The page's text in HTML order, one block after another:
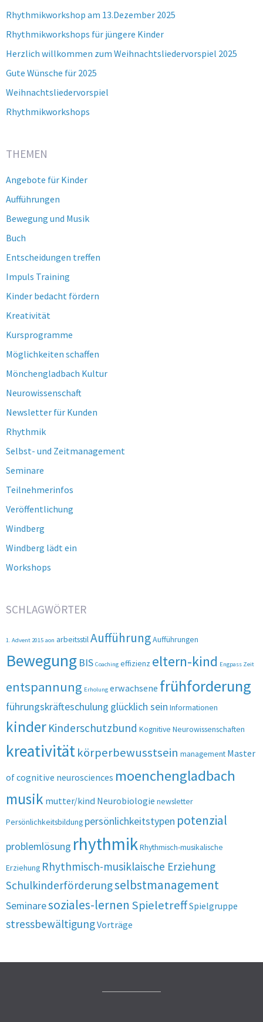
Rhythmikworkshop am 13.Dezember 2025
Rhythmikworkshops für jüngere Kinder
Herzlich willkommen zum Weihnachtsliedervorspiel 2025
Gute Wünsche für 2025
Weihnachtsliedervorspiel
Rhythmikworkshops
THEMEN
Angebote für Kinder
Aufführungen
Bewegung und Musik
Buch
Entscheidungen treffen
Impuls Training
Kinder bedacht fördern
Kreativität
Kursprogramme
Möglichkeiten schaffen
Mönchengladbach Kultur
Neurowissenschaft
Newsletter für Kunden
Rhythmik
Selbst- und Zeitmanagement
Seminare
Teilnehmerinfos
Veröffentlichung
Windberg
Windberg lädt ein
Workshops
SCHLAGWÖRTER
1. Advent 2015 aon arbeitsstilAufführungAufführungen
Bewegung BIS Coaching effizienz eltern-kind Engpass Zeit
entspannung Erholung erwachsene frühforderung
führungskräfteschulung glücklich sein Informationen
kinder Kinderschutzbund Kognitive Neurowissenschaften
kreativitätkörperbewusstsein management Master
of cognitive neurosciences moenchengladbach
musik mutter/kind Neurobiologie newsletter
Persönlichkeitsbildung persönlichkeitstypen potenzial
problemlösung rhythmikRhythmisch-musikalische
Erziehung Rhythmisch-musiklaische Erziehung
Schulkinderförderungselbstmanagement
Seminaresoziales-lernen SpieletreffSpielgruppe
stressbewältigungVorträge